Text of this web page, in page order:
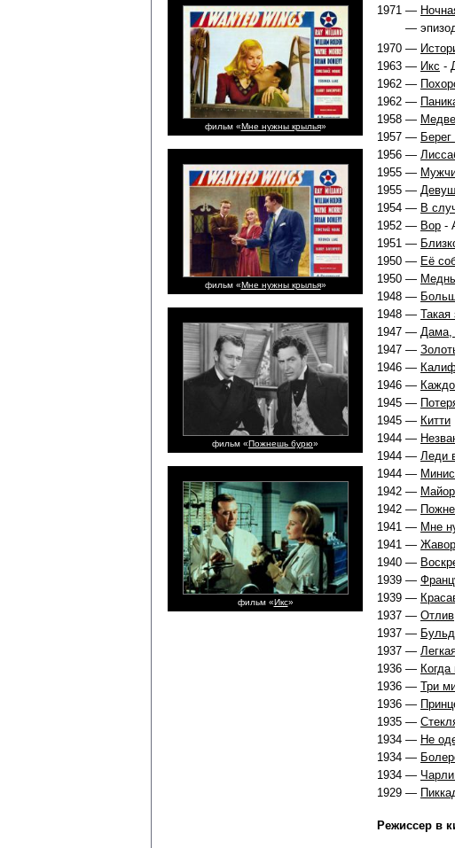
фильм «Мне нужны крылья»
фильм «Мне нужны крылья»
фильм «Пожнешь бурю»
фильм «Икс»
1971 —
—
1970 —
1963 — Икс -
1962 —
1962 —
1958 —
1957 — Берег
1956 —
1955 —
1955 —
1954 — В
1952 — Вор -
1951 —
1950 — Её
1950 —
1948 —
1948 —
1947 — Дама,
1947 —
1946 —
1946 —
1945 —
1945 — Китти
1944 —
1944 — Леди
1944 —
1942 —
1942 —
1941 — Мне
1941 —
1940 —
1939 —
1939 —
1937 — Отлив
1937 —
1937 —
1936 —
1936 — Три
1936 —
1935 —
1934 — Не
1934 —
1934 —
1929 —
Режиссер в